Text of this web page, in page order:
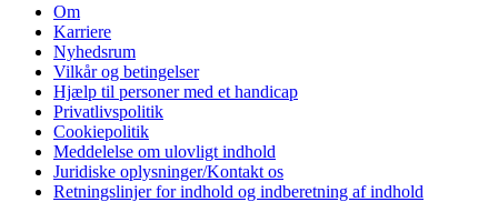
Om
Karriere
Nyhedsrum
Vilkår og betingelser
Hjælp til personer med et handicap
Privatlivspolitik
Cookiepolitik
Meddelelse om ulovligt indhold
Juridiske oplysninger/Kontakt os
Retningslinjer for indhold og indberetning af indhold